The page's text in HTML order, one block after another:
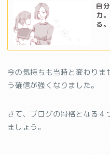
自
力
る
今の気持ちも当時と変わりま
う確信が強くなりました。
さて、ブログの骨格となる４
ましょう。